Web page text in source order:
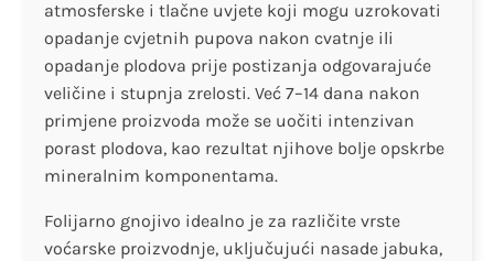
atmosferske i tlačne uvjete koji mogu uzrokovati
opadanje cvjetnih pupova nakon cvatnje ili
opadanje plodova prije postizanja odgovarajuće
veličine i stupnja zrelosti. Već 7–14 dana nakon
primjene proizvoda može se uočiti intenzivan
porast plodova, kao rezultat njihove bolje opskrbe
mineralnim komponentama.
Folijarno gnojivo idealno je za različite vrste
voćarske proizvodnje, uključujući nasade jabuka,